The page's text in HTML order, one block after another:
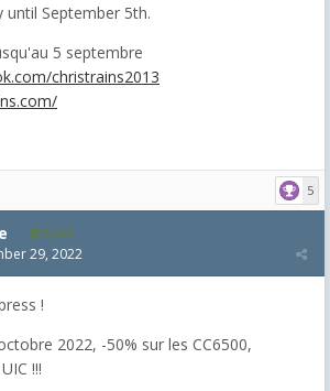
September 5th.
5 septembre
christrains2013
5
5,543
29, 2022
!
2022, -50% sur les CC6500,
!!!